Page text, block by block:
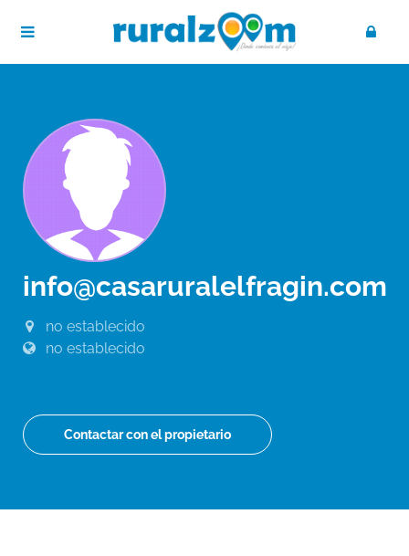
info@casaruralelfragin.com
no establecido
no establecido
Contactar con el propietario